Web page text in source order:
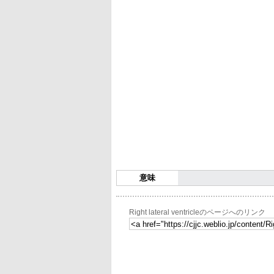
意味
Right lateral ventricleのページへのリンク